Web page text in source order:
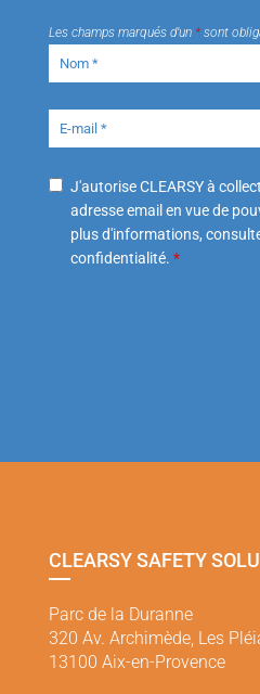
Les champs marqués d’un *sont
J'autorise CLEARSY à
adresse email en vue de
plus d'informations,
confidentialité. *
CLEARSY SAFETY
Parc de la Duranne
320 Av. Archimède, Les
13100 Aix-en-Provence